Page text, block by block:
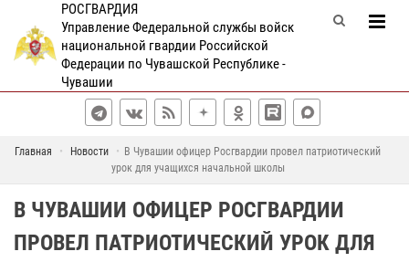
РОСГВАРДИЯ
Управление Федеральной службы войск
национальной гвардии Российской
Федерации по Чувашской Республике -
Чувашии
Главная Новости
В Чувашии офицер Росгвардии провел патриотический
урок для учащихся начальной школы
В ЧУВАШИИ ОФИЦЕР РОСГВАРДИИ
ПРОВЕЛ ПАТРИОТИЧЕСКИЙ УРОК ДЛЯ